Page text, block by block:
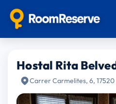
Hostal Rita
Carrer Carmelites, 6,